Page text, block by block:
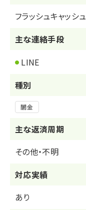
フラッシュキャッシュ
主な連絡手段
LINE
種別
闇金
主な返済周期
その他・不明
対応実績
あり